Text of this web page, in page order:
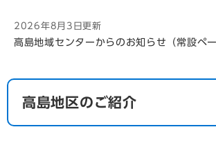
2026年8月3日更新
高島地域センターからのお知らせ（常設ペー
高島地区のご紹介